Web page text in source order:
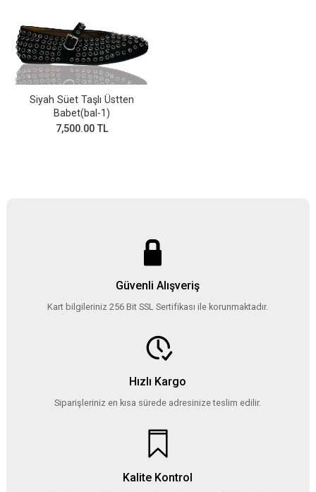
Siyah Süet Taşlı Üstten
Babet(bal-1)
7,500.00 TL
Güvenli Alışveriş
Kart bilgileriniz 256 Bit SSL Sertifikası ile korunmaktadır.
Hızlı Kargo
Siparişleriniz en kısa sürede adresinize teslim edilir.
Kalite Kontrol